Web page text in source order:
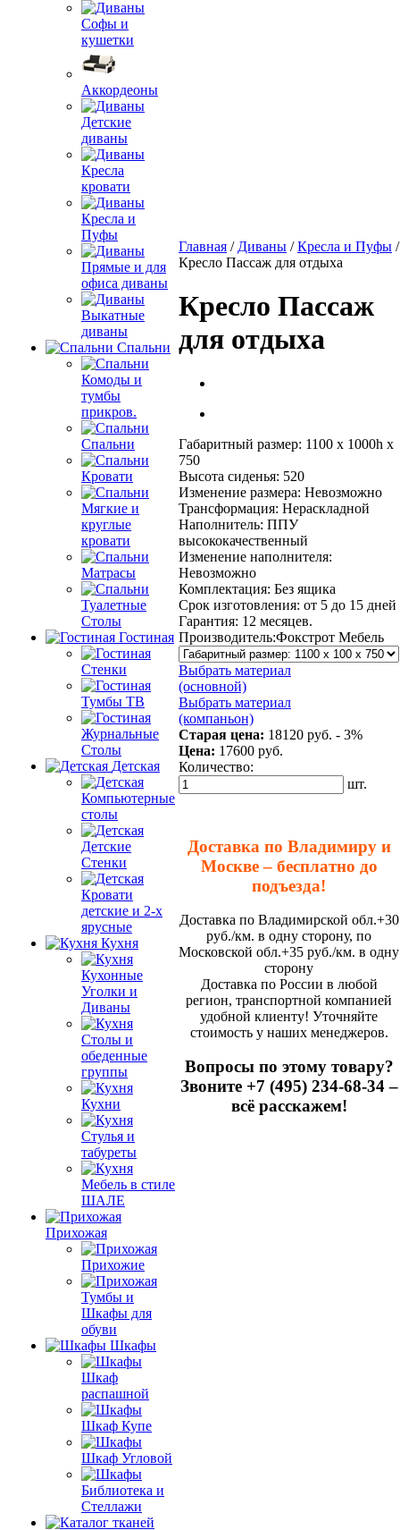
Софы и
кушетки
Аккордеоны
Детские
диваны
Кресла
кровати
Кресла и
Пуфы
Прямые и для
офиса диваны
Выкатные
диваны
Спальни
Комоды и
тумбы
прикров.
Спальни
Кровати
Мягкие и
круглые
кровати
Матрасы
Туалетные
Столы
Гостиная
Стенки
Тумбы ТВ
Журнальные
Столы
Детская
Компьютерные
столы
Детские
Стенки
Кровати
детские и 2-х
ярусные
Кухня
Кухонные
Уголки и
Диваны
Столы и
обеденные
группы
Кухни
Стулья и
табуреты
Мебель в стиле
ШАЛЕ
Прихожая
Прихожие
Тумбы и
Шкафы для
обуви
Шкафы
Шкаф
распашной
Шкаф Купе
Шкаф Угловой
Библиотека и
Стеллажи
Главная / Диваны /Кресла и Пуфы /
Кресло Пассаж для отдыха
Кресло Пассаж
для отдыха
Габаритный размер: 1100 х 1000h х
750
Высота сиденья: 520
Изменение размера: Невозможно
Трансформация: Нераскладной
Наполнитель: ППУ
высококачественный
Изменение наполнителя:
Невозможно
Комплектация: Без ящика
Срок изготовления: от 5 до 15 дней
Гарантия: 12 месяцев.
Производитель:Фокстрот Мебель
Выбрать материал
(основной)
Выбрать материал
(компаньон)
Старая цена: 18120 руб. - 3%
Цена: 17600 руб.
Количество:
шт.
Доставка по Владимиру и
Москве – бесплатно до
подъезда!
Доставка по Владимирской обл.+30
руб./км. в одну сторону, по
Московской обл.+35 руб./км. в одну
сторону
Доставка по России в любой
регион, транспортной компанией
удобной клиенту! Уточняйте
стоимость у наших менеджеров.
Вопросы по этому товару?
Звоните +7 (495) 234-68-34 –
всё расскажем!